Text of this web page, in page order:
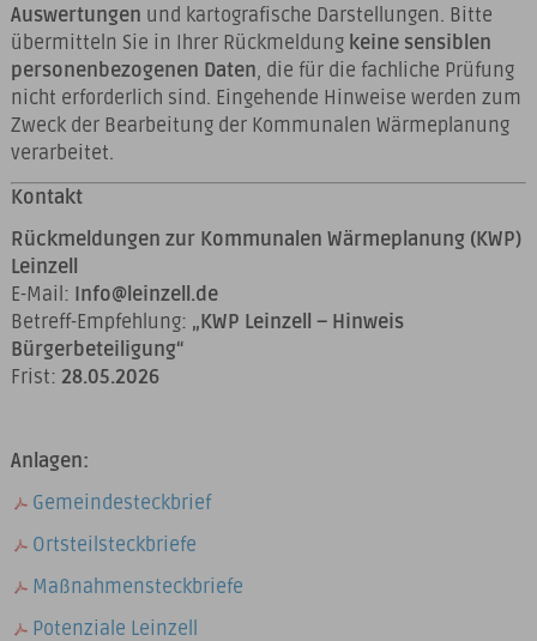
Auswertungen und kartografische Darstellungen. Bitte
übermitteln Sie in Ihrer Rückmeldung keine sensiblen
personenbezogenen Daten , die für die fachliche Prüfung
nicht erforderlich sind. Eingehende Hinweise werden zum
Zweck der Bearbeitung der Kommunalen Wärmeplanung
verarbeitet.
Kontakt
Rückmeldungen zur Kommunalen Wärmeplanung (KWP)
Leinzell
E-Mail:
Info@leinzell.de
Betreff-Empfehlung: „KWP Leinzell – Hinweis
Bürgerbeteiligung“
Frist: 28.05.2026
Anlagen:
Gemeindesteckbrief
Ortsteilsteckbriefe
Maßnahmensteckbriefe
Potenziale Leinzell